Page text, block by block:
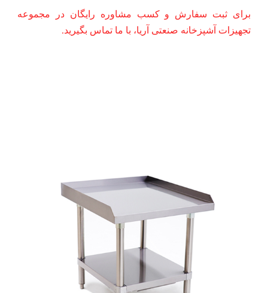
برای ثبت سفارش و کسب مشاوره رایگان در مجموعه
تجهیزات آشپزخانه صنعتی آریا، با ما تماس بگیرید.